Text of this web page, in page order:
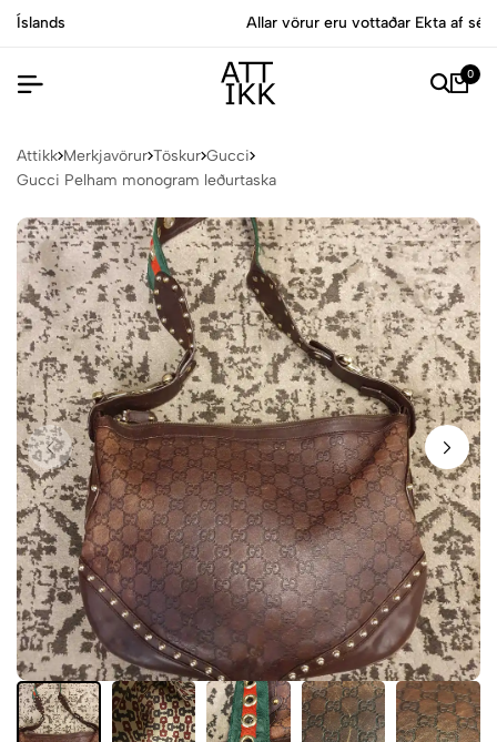
Allar vörur eru vottaðar Ekta af sérfræðingum
0
Attikk Merkjavörur Töskur Gucci
Gucci Pelham monogram leðurtaska